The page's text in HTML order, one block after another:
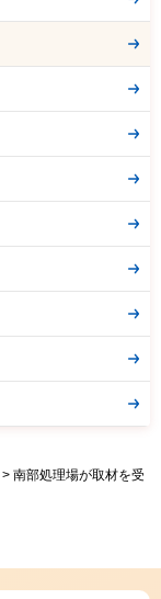
> 南部処理場が取材を受